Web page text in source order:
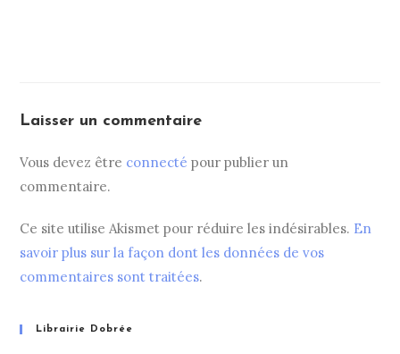
Laisser un commentaire
Vous devez être connecté pour publier un
commentaire.
Ce site utilise Akismet pour réduire les indésirables. En
savoir plus sur la façon dont les données de vos
commentaires sont traitées.
Librairie Dobrée